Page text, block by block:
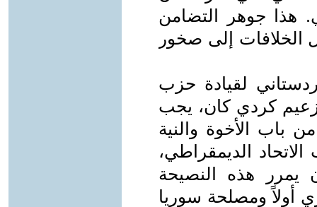
هذا جوهر التضامن
الخلافات إلى صخور
لقيادة حزب
زعيم كردي كان، يجب
باب الأخوة والنية
الديمقراطي،
يمرر هذه النصيحة
أولاً ومصلحة سوريا